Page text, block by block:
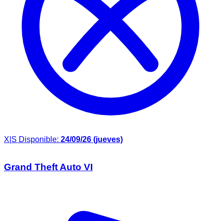
X|S Disponible: 24/09/26 (jueves)
Grand Theft Auto VI